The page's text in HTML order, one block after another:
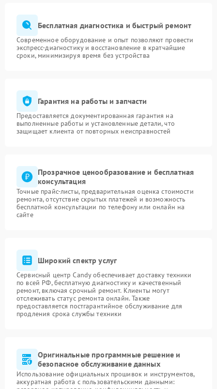
Бесплатная диагностика и быстрый ремонт
Современное оборудование и опыт позволяют провести
экспресс-диагностику и восстановление в кратчайшие
сроки, минимизируя время без устройства
Гарантия на работы и запчасти
Предоставляется документированная гарантия на
выполненные работы и установленные детали, что
защищает клиента от повторных неисправностей
Прозрачное ценообразование и бесплатная
консультация
Точные прайс-листы, предварительная оценка стоимости
ремонта, отсутствие скрытых платежей и возможность
бесплатной консультации по телефону или онлайн на
сайте
Широкий спектр услуг
Сервисный центр Candy обеспечивает доставку техники
по всей РФ, бесплатную диагностику и качественный
ремонт, включая срочный ремонт. Клиенты могут
отслеживать статус ремонта онлайн. Также
предоставляется постгарантийное обслуживание для
продления срока службы техники
Оригинальные программные решение и
безопасное обслуживание данных
Использование официальных прошивок и инструментов,
аккуратная работа с пользовательскими данными: